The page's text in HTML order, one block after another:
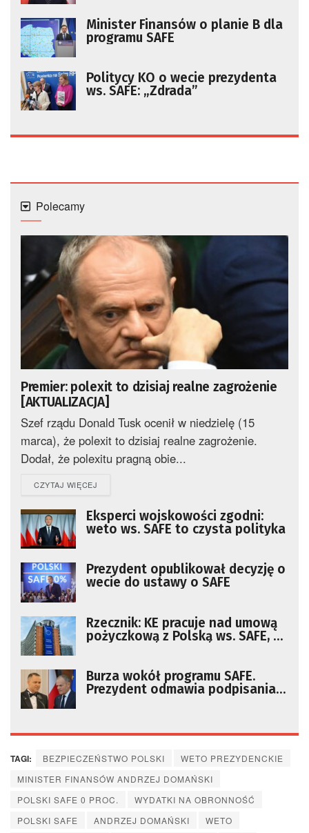
Minister Finansów o planie B dla
programu SAFE
Politycy KO o wecie prezydenta
ws. SAFE: „Zdrada”
Polecamy
Premier: polexit to dzisiaj realne zagrożenie
[AKTUALIZACJA]
Szef rządu Donald Tusk ocenił w niedzielę (15
marca), że polexit to dzisiaj realne zagrożenie.
Dodał, że polexitu pragną obie...
CZYTAJ WIĘCEJ
Eksperci wojskowości zgodni:
weto ws. SAFE to czysta polityka
Prezydent opublikował decyzję o
wecie do ustawy o SAFE
Rzecznik: KE pracuje nad umową
pożyczkową z Polską ws. SAFE, by
Burza wokół programu SAFE.
Prezydent odmawia podpisania
TAGI: BEZPIECZEŃSTWO POLSKI
WETO PREZYDENCKIE
MINISTER FINANSÓW ANDRZEJ DOMAŃSKI
POLSKI SAFE 0 PROC.
WYDATKI NA OBRONNOŚĆ
POLSKI SAFE
ANDRZEJ DOMAŃSKI
WETO